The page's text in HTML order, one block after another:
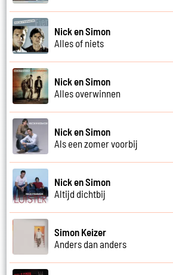
Nick en Simon
Alles of niets
Nick en Simon
Alles overwinnen
Nick en Simon
Als een zomer voorbij
Nick en Simon
Altijd dichtbij
Simon Keizer
Anders dan anders